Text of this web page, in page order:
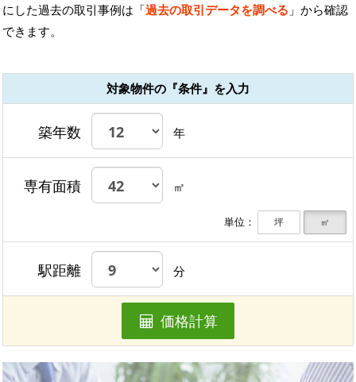
にした過去の取引事例は「過去の取引データを調べる 」から確認
できます。
対象物件の『条件』を入力
築年数 年
専有面積 ㎡
単位： 坪 ㎡
駅距離 分
価格計算